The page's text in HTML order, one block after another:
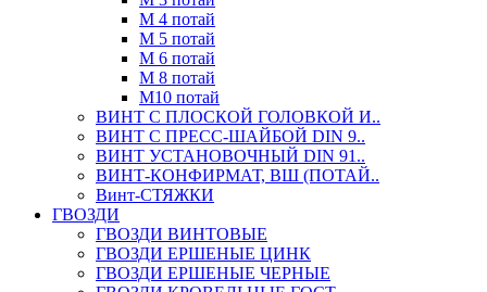
М 4 потай
М 5 потай
М 6 потай
М 8 потай
М10 потай
ВИНТ С ПЛОСКОЙ ГОЛОВКОЙ И..
ВИНТ С ПРЕСС-ШАЙБОЙ DIN 9..
ВИНТ УСТАНОВОЧНЫЙ DIN 91..
ВИНТ-КОНФИРМАТ, ВШ (ПОТАЙ..
Винт-СТЯЖКИ
ГВОЗДИ
ГВОЗДИ ВИНТОВЫЕ
ГВОЗДИ ЕРШЕНЫЕ ЦИНК
ГВОЗДИ ЕРШЕНЫЕ ЧЕРНЫЕ